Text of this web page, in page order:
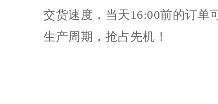
交货速度，当天16:00前的订单
生产周期，抢占先机！